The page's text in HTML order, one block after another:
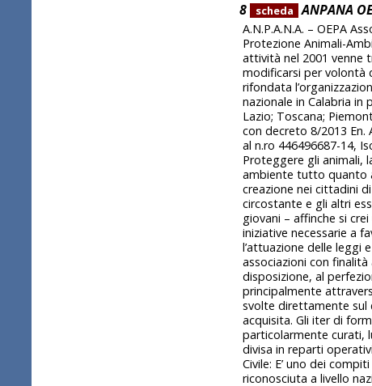
8 scheda ANPANA
A.N.P.A.N.A. – OEPA
Protezione Animali-
attività nel 2001 venne
modificarsi per volontà
rifondata
nazionale in Calabria in
Lazio; Toscana;
con decreto 8/2013 En.
al n.ro 446496687-14,
Proteggere gli animali,
ambiente tutto quanto
creazione nei cittadini
circostante e gli altri
giovani – affinche si
iniziative necessarie a
l’attuazione delle leggi
associazioni con
disposizione, al
principalmente
svolte direttamente
acquisita. Gli iter di
particolarmente curati,
divisa in reparti
Civile: E’ uno dei
riconosciuta a livello